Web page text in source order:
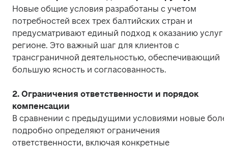
Новые общие условия разработаны с учетом
потребностей всех трех балтийских стран и
предусматривают единый подход к оказанию услуг
регионе. Это важный шаг для клиентов с
трансграничной деятельностью, обеспечивающий
большую ясность и согласованность.
2. Ограничения ответственности и порядок
В сравнении с предыдущими условиями новые
подробно определяют ограничения
ответственности, включая конкретные